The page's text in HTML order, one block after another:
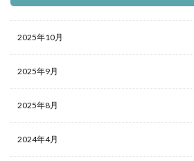
2025年10月
2025年9月
2025年8月
2024年4月